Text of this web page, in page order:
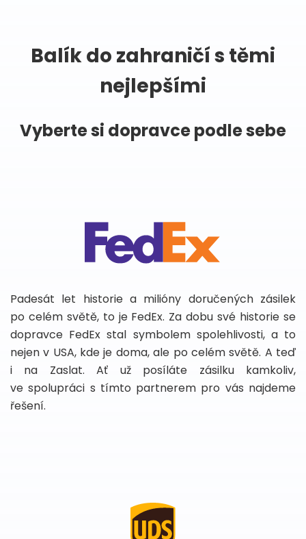
Balík do zahraničí s těmi
nejlepšími
Vyberte si dopravce podle sebe
Padesát let historie a milióny doručených zásilek
po celém světě, to je FedEx. Za dobu své historie se
dopravce FedEx stal symbolem spolehlivosti, a to
nejen v USA, kde je doma, ale po celém světě. A teď
i na Zaslat. Ať už posíláte zásilku kamkoliv,
ve spolupráci s tímto partnerem pro vás najdeme
řešení.